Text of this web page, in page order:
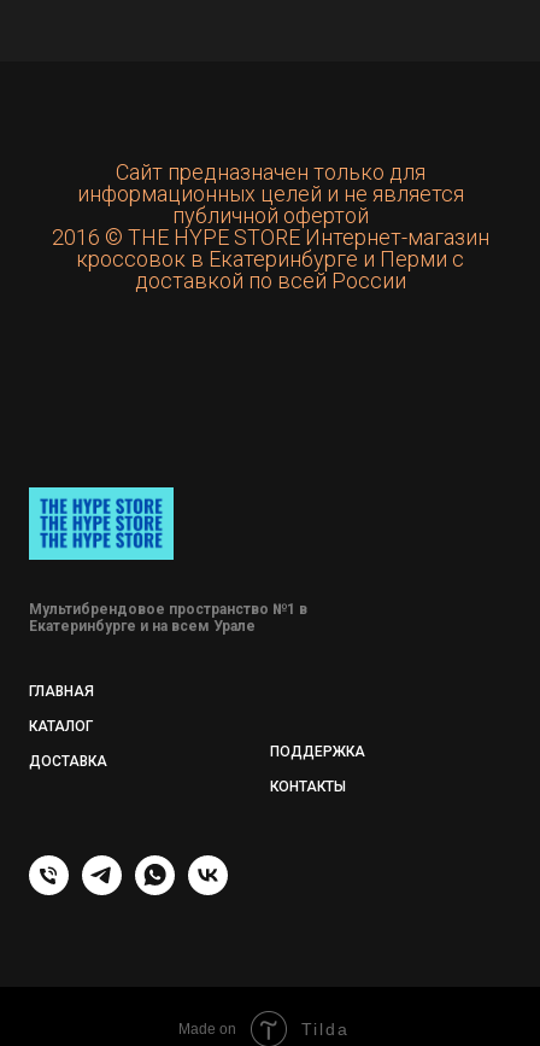
Сайт предназначен только для
информационных целей и не является
публичной офертой
2016 © THE HYPE STORE Интернет-магазин
кроссовок в Екатеринбурге и Перми с
доставкой по всей России
Мультибрендовое пространство №1 в
Екатеринбурге и на всем Урале
ГЛАВНАЯ
КАТАЛОГ
ДОСТАВКА
ПОДДЕРЖКА
КОНТАКТЫ
Made on Tilda